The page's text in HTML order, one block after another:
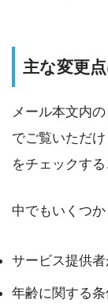
主な変更
メール本文内
でご覧いただ
をチェックする
中でもいくつ
サービス提供
年齢に関する